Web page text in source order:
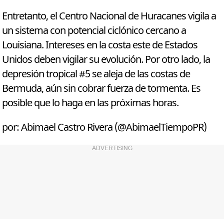
Entretanto, el Centro Nacional de Huracanes vigila a
un sistema con potencial ciclónico cercano a
Louisiana. Intereses en la costa este de Estados
Unidos deben vigilar su evolución. Por otro lado, la
depresión tropical #5 se aleja de las costas de
Bermuda, aún sin cobrar fuerza de tormenta. Es
posible que lo haga en las próximas horas.
por: Abimael Castro Rivera (@AbimaelTiempoPR)
ADVERTISING